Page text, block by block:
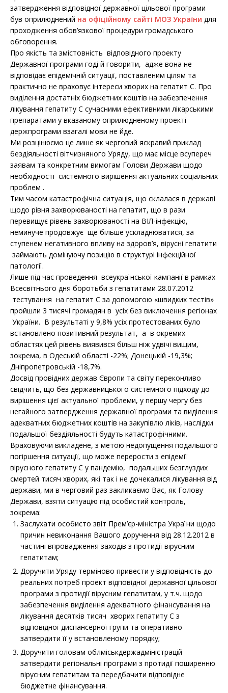
затвердження відповідної державної цільової програми
був оприлюднений на офіційному сайті МОЗ України для
проходження обов’язкової процедури громадського
обговорення.
Про якість та змістовність відповідного проекту
Державної програми годі й говорити, адже вона не
відповідає епідемічній ситуації, поставленим цілям та
практично не враховує інтереси хворих на гепатит С. Про
виділення достатніх бюджетних коштів на забезпечення
лікування гепатиту С сучасними ефективними лікарськими
препаратами у вказаному оприлюдненому проекті
держпрограми взагалі мови не йде.
Ми розцінюємо це лише як черговий яскравий приклад
бездіяльності вітчизняного Уряду, що має місце всупереч
заявам та конкретним вимогам Голови Держави щодо
необхідності системного вирішення актуальних соціальних
проблем .
Тим часом катастрофічна ситуація, що склалася в державі
щодо рівня захворюваності на гепатит, що в рази
перевищує рівень захворюваності на ВІЛ-інфекцію,
неминуче продовжує ще більше ускладнюватися, за
ступенем негативного впливу на здоров’я, вірусні гепатити
займають домінуючу позицію в структурі інфекційної
патології.
Лише під час проведення всеукраїнської кампанії в рамках
Всесвітнього дня боротьби з гепатитами 28.07.2012
тестування на гепатит С за допомогою «швидких тестів»
пройшли 3 тисячі громадян в усіх без виключення регіонах
України. В результаті у 9,8% усіх протестованих було
встановлено позитивний результат, а в окремих
областях цей рівень виявився більш ніж удвічі вищим,
зокрема, в Одеській області -22%; Донецькій -19,3%;
Дніпропетровській -18,7%.
Досвід провідних держав Європи та світу переконливо
свідчить, що без державницького системного підходу до
вирішення цієї актуальної проблеми, у першу чергу без
негайного затвердження державної програми та виділення
адекватних бюджетних коштів на закупівлю ліків, наслідки
подальшої бездіяльності будуть катастрофічними.
Враховуючи викладене, з метою недопущення подальшого
погіршення ситуації, що може перерости з епідемії
вірусного гепатиту С у пандемію, подальших безглуздих
смертей тисяч хворих, які так і не дочекалися лікування від
держави, ми в черговий раз закликаємо Вас, як Голову
Держави, взяти ситуацію під особистий контроль,
зокрема:
Заслухати особисто звіт Прем’єр-міністра України щодо
причин невиконання Вашого доручення від 28.12.2012 в
частині впровадження заходів з протидії вірусним
гепатитам;
Доручити Уряду терміново привести у відповідність до
реальних потреб проект відповідної державної цільової
програми з протидії вірусним гепатитам, у т.ч. щодо
забезпечення виділення адекватного фінансування на
лікування десятків тисяч хворих гепатиту С з
відповідної диспансерної групи та оперативно
затвердити її у встановленому порядку;
Доручити головам облміськдержадміністрацій
затвердити регіональні програми з протидії поширенню
вірусним гепатитам та передбачити відповідне
бюджетне фінансування.